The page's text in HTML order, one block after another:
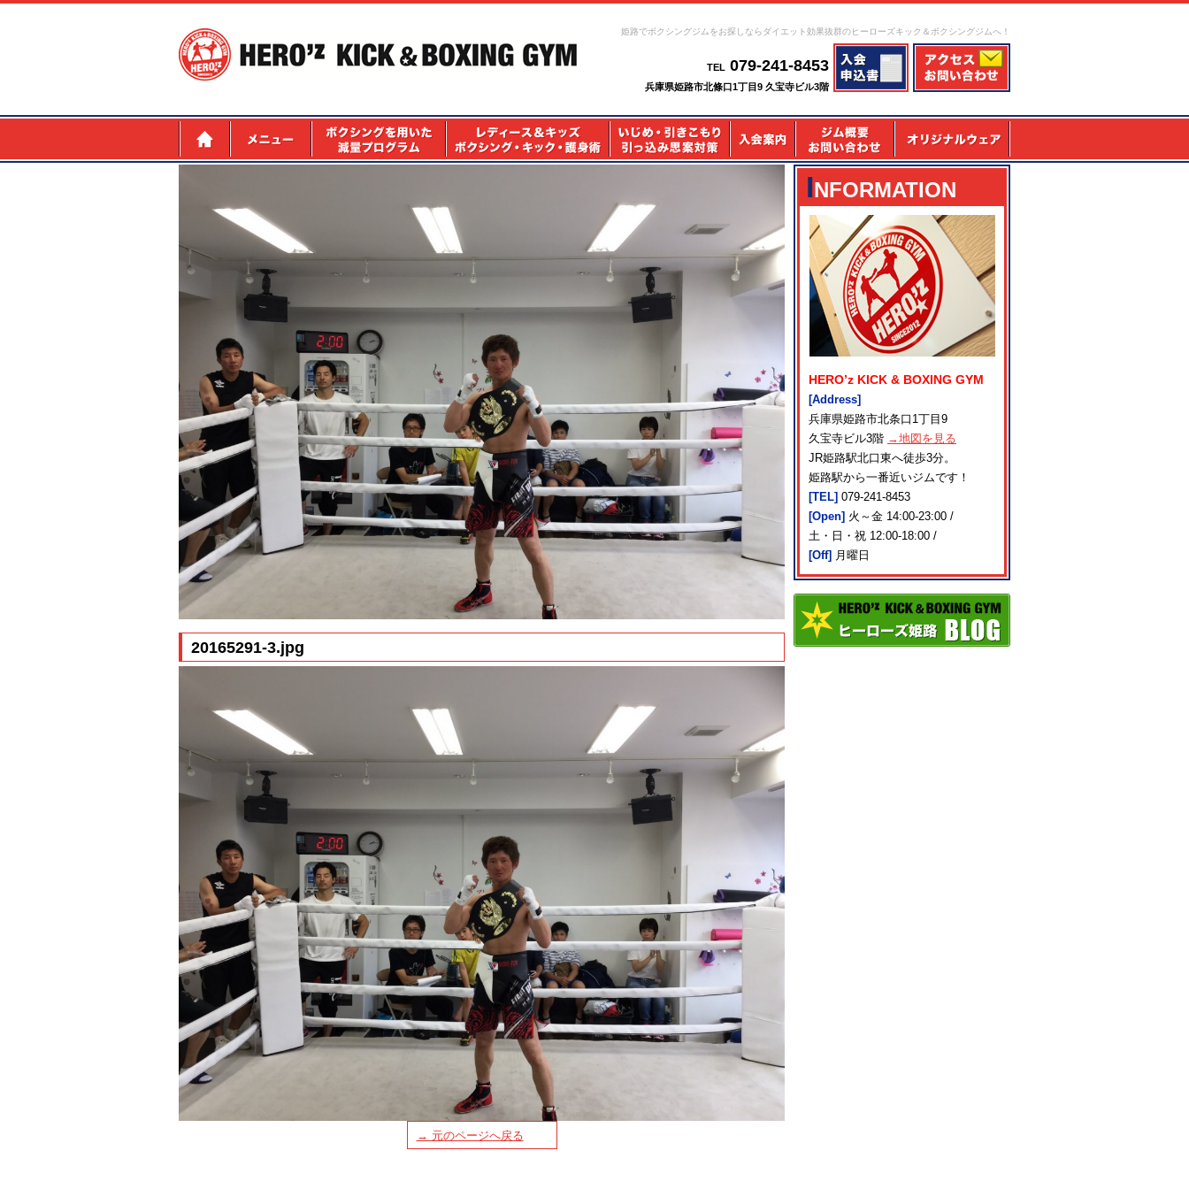
姫路でボクシングジムをお探しならダイエット効果抜群のヒーローズキック＆ボクシングジムへ！
TEL 079-241-8453
兵庫県姫路市北條口1丁目9 久宝寺ビル3階
20165291-3.jpg
→ 元のページへ戻る
INFORMATION
HERO’z KICK & BOXING GYM
[Address]
兵庫県姫路市北条口1丁目9
久宝寺ビル3階 →地図を見る
JR姫路駅北口東へ徒歩3分。
姫路駅から一番近いジムです！
[TEL] 079-241-8453
[Open] 火～金 14:00-23:00 /
土・日・祝 12:00-18:00 /
[Off] 月曜日